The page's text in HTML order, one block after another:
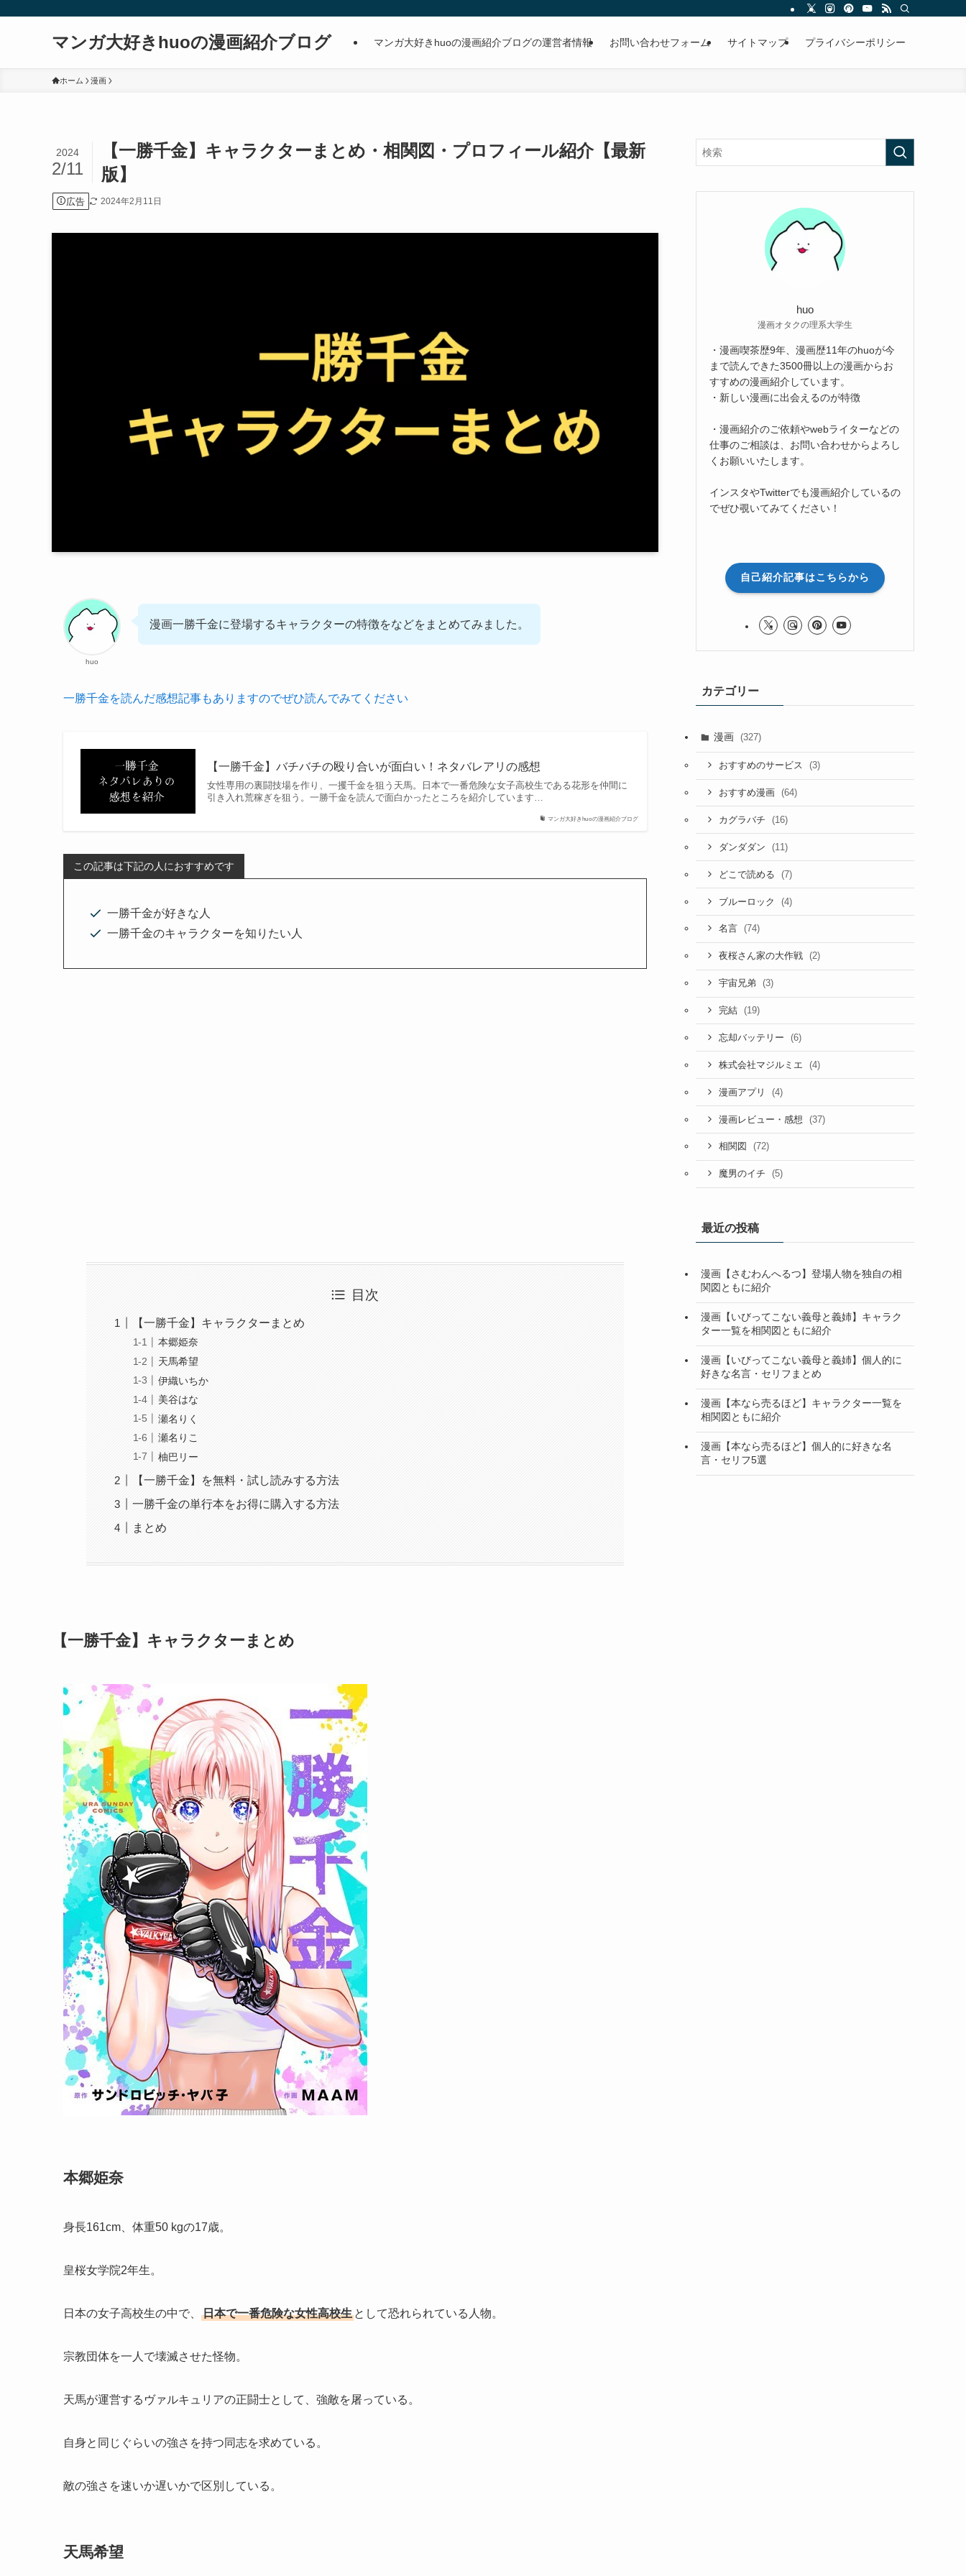
マンガ大好きhuoの漫画紹介ブログ マンガ大好きhuoの漫画紹介ブログの運営者情報 お問い合わせフォーム サイトマップ プライバシーポリシー
ホーム 漫画
【一勝千金】キャラクターまとめ・相関図・プロフィール紹介【最新
版】
2024
2/11
広告 2024年2月11日
huo
漫画一勝千金に登場するキャラクターの特徴をなどをまとめてみました。
一勝千金を読んだ感想記事もありますのでぜひ読んでみてください
マンガ大好きhuoの漫画紹介ブログ
【一勝千金】バチバチの殴り合いが面白い！ネタバレアリの感想
女性専用の裏闘技場を作り、一攫千金を狙う天馬。日本で一番危険な女子高校生である花形を仲間に
引き入れ荒稼ぎを狙う。一勝千金を読んで面白かったところを紹介しています…
この記事は下記の人におすすめです
一勝千金が好きな人
一勝千金のキャラクターを知りたい人
目次
【一勝千金】キャラクターまとめ
本郷姫奈
天馬希望
伊織いちか
美谷はな
瀬名りく
瀬名りこ
柚巴リー
【一勝千金】を無料・試し読みする方法
一勝千金の単行本をお得に購入する方法
まとめ
【一勝千金】キャラクターまとめ
本郷姫奈
身長161cm、体重50 kgの17歳。
皇桜女学院2年生。
日本の女子高校生の中で、 日本で一番危険な女性高校生 として恐れられている人物。
宗教団体を一人で壊滅させた怪物。
天馬が運営するヴァルキュリアの正闘士として、強敵を屠っている。
自身と同じぐらいの強さを持つ同志を求めている。
敵の強さを速いか遅いかで区別している。
天馬希望
huo
漫画オタクの理系大学生
・漫画喫茶歴9年、漫画歴11年のhuoが今
まで読んできた3500冊以上の漫画からお
すすめの漫画紹介しています。
・新しい漫画に出会えるのが特徴
・漫画紹介のご依頼やwebライターなどの
仕事のご相談は、お問い合わせからよろし
くお願いいたします。
インスタやTwitterでも漫画紹介しているの
でぜひ覗いてみてください！
自己紹介記事はこちらから
カテゴリー
漫画 (327)
おすすめのサービス (3)
おすすめ漫画 (64)
カグラバチ (16)
ダンダダン (11)
どこで読める (7)
ブルーロック (4)
名言 (74)
夜桜さん家の大作戦 (2)
宇宙兄弟 (3)
完結 (19)
忘却バッテリー (6)
株式会社マジルミエ (4)
漫画アプリ (4)
漫画レビュー・感想 (37)
相関図 (72)
魔男のイチ (5)
最近の投稿
漫画【さむわんへるつ】登場人物を独自の相
関図ともに紹介
漫画【いびってこない義母と義姉】キャラク
ター一覧を相関図ともに紹介
漫画【いびってこない義母と義姉】個人的に
好きな名言・セリフまとめ
漫画【本なら売るほど】キャラクター一覧を
相関図ともに紹介
漫画【本なら売るほど】個人的に好きな名
言・セリフ5選